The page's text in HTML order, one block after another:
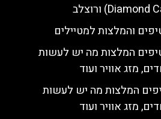
והמלצות למטיילים
המלצות מה יש לעשות
מזג אוויר ועוד
המלצות מה יש לעשות
מזג אוויר ועוד